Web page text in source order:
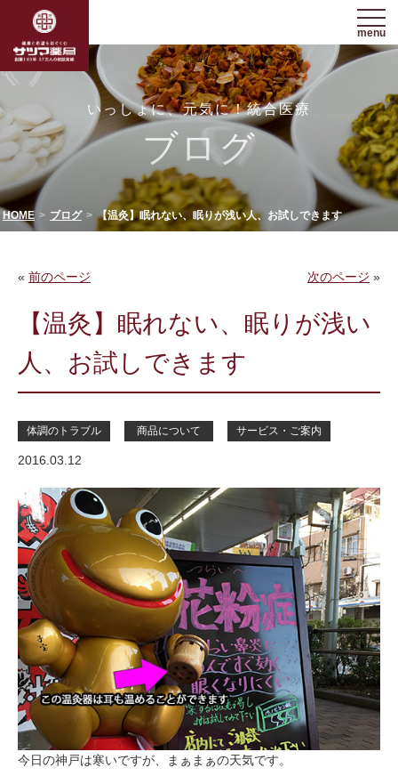
menu
いっしょに、元気に！統合医療
ブログ
HOME ブログ 【温灸】眠れない、眠りが浅い人、お試しできます
« 前のページ 次のページ »
【温灸】眠れない、眠りが浅い
人、お試しできます
体調のトラブル 商品について サービス・ご案内
2016.03.12
今日の神戸は寒いですが、まぁまぁの天気です。